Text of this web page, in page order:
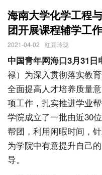
海南大学化学工程
团开展课程辅学工作
2021-04-02 红豆玲珑
中国青年网海口3月31日
禄）为深入贯彻落实教
全面提高人才培养质量
项工作，扎实推进学业
学院成立了一批由近30
帮团，利用闲暇时间，
为学院中有意提升自己
导。